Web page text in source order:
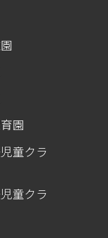
園
童クラ
童クラ